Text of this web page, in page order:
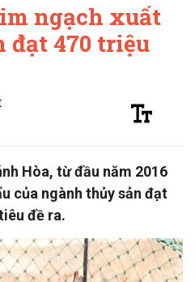
ngạch xuất
đạt 470 triệu
Hòa, từ đầu năm 2016
của ngành thủy sản đạt
đề ra.